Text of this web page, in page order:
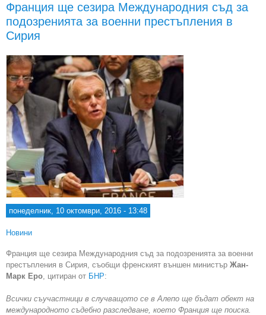
Франция ще сезира Международния съд за
подозренията за военни престъпления в
Сирия
понеделник, 10 октомври, 2016 - 13:48
Новини
Франция ще сезира Международния съд за подозренията за военни
престъпления в Сирия, съобщи френският външен министър Жан-
Марк Еро , цитиран от БНР:
Всички съучастници в случващото се в Алепо ще бъдат обект на
международното съдебно разследване, което Франция ще поиска.